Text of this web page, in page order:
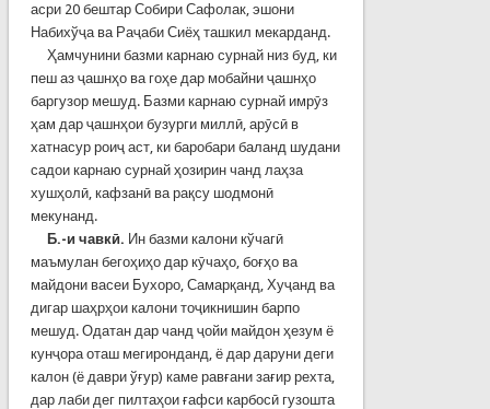
асри 20 бештар Собири Сафолак, эшони
Набихўҷа ва Раҷаби Сиёҳ ташкил мекарданд.
Ҳамчунини базми карнаю сурнай низ буд, ки
пеш аз ҷашнҳо ва гоҳе дар мобайни ҷашнҳо
баргузор мешуд. Базми карнаю сурнай имрӯз
ҳам дар ҷашнҳои бузурги миллӣ, арӯсӣ в
хатнасур роиҷ аст, ки баробари баланд шудани
садои карнаю сурнай ҳозирин чанд лаҳза
хушҳолӣ, кафзанӣ ва рақсу шодмонӣ
мекунанд.
Б.-и чавкӣ. Ин базми калони кўчагӣ
маъмулан бегоҳиҳо дар кӯчаҳо, боғҳо ва
майдони васеи Бухоро, Самарқанд, Хуҷанд ва
дигар шаҳрҳои калони тоҷикнишин барпо
мешуд. Одатан дар чанд ҷойи майдон ҳезум ё
кунҷора оташ мегиронданд, ё дар даруни деги
калон (ё даври ўғур) каме равғани зағир рехта,
дар лаби дег пилтаҳои ғафси карбосӣ гузошта